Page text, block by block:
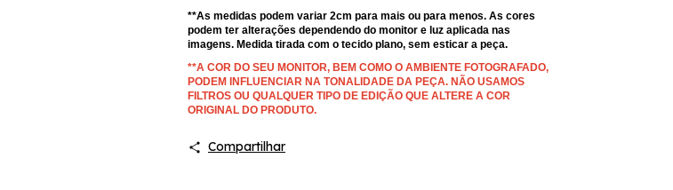
**As medidas podem variar 2cm para mais ou para menos. As cores
podem ter alterações dependendo do monitor e luz aplicada nas
imagens. Medida tirada com o tecido plano, sem esticar a peça.
**A COR DO SEU MONITOR, BEM COMO O AMBIENTE FOTOGRAFADO,
PODEM INFLUENCIAR NA TONALIDADE DA PEÇA. NÃO USAMOS
FILTROS OU QUALQUER TIPO DE EDIÇÃO QUE ALTERE A COR
ORIGINAL DO PRODUTO.
Compartilhar